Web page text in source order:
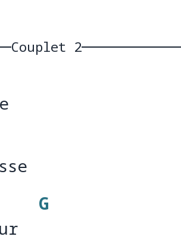
Couplet 2
G